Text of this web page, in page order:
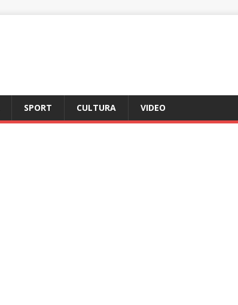
SPORT CULTURA VIDEO